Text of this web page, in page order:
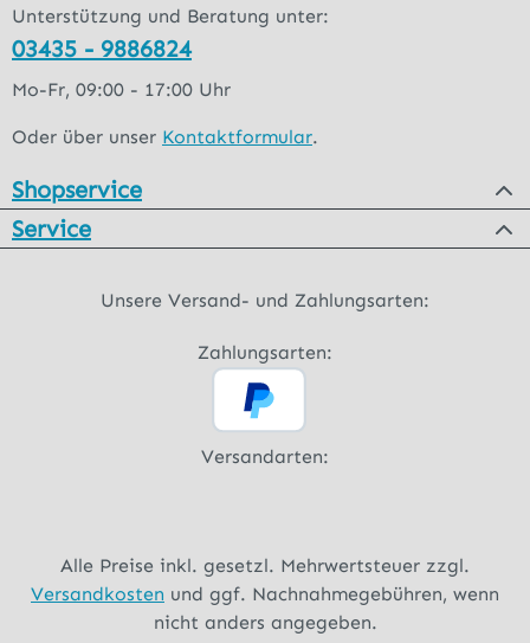
Unterstützung und Beratung unter:
03435 - 9886824
Mo-Fr, 09:00 - 17:00 Uhr
Oder über unser Kontaktformular.
Shopservice
Service
Unsere Versand- und Zahlungsarten:
Zahlungsarten:
Versandarten:
Alle Preise inkl. gesetzl. Mehrwertsteuer zzgl.
Versandkosten und ggf. Nachnahmegebühren, wenn
nicht anders angegeben.